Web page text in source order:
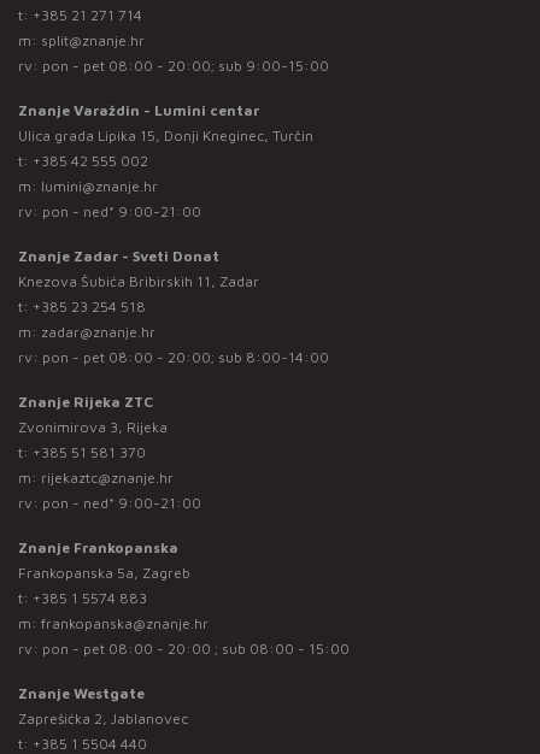
t: +385 21 271 714
m: split@znanje.hr
rv: pon - pet 08:00 - 20:00; sub 9:00-15:00
Znanje Varaždin - Lumini centar
Ulica grada Lipika 15, Donji Kneginec, Turčin
t: +385 42 555 002
m: lumini@znanje.hr
rv: pon - ned* 9:00-21:00
Znanje Zadar - Sveti Donat
Knezova Šubića Bribirskih 11, Zadar
t: +385 23 254 518
m: zadar@znanje.hr
rv: pon - pet 08:00 - 20:00; sub 8:00-14:00
Znanje Rijeka ZTC
Zvonimirova 3, Rijeka
t: +385 51 581 370
m: rijekaztc@znanje.hr
rv: pon - ned* 9:00-21:00
Znanje Frankopanska
Frankopanska 5a, Zagreb
t: +385 1 5574 883
m: frankopanska@znanje.hr
rv: pon - pet 08:00 - 20:00 ; sub 08:00 - 15:00
Znanje Westgate
Zaprešićka 2, Jablanovec
t: +385 1 5504 440